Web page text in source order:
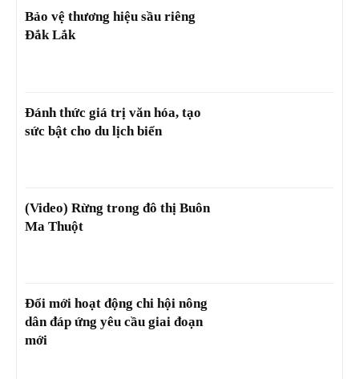
Bảo vệ thương hiệu sầu riêng
Đắk Lắk
Đánh thức giá trị văn hóa, tạo
sức bật cho du lịch biển
(Video) Rừng trong đô thị Buôn
Ma Thuột
Đổi mới hoạt động chi hội nông
dân đáp ứng yêu cầu giai đoạn
mới